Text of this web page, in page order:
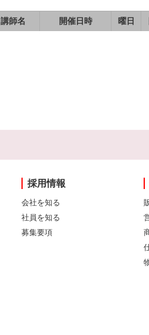
講師名 開催日時 曜日
採用情報
会社を知る
社員を知る
募集要項